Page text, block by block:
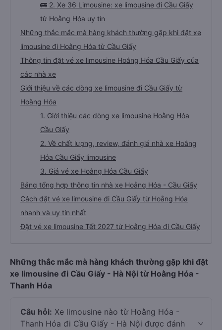
🚌 2. Xe 36 Limousine: xe limousine đi Cầu Giấy
từ Hoằng Hóa uy tín
Những thắc mắc mà hàng khách thường gặp khi đặt xe
limousine đi Hoằng Hóa từ Cầu Giấy
Thông tin đặt vé xe limousine Hoằng Hóa Cầu Giấy của
các nhà xe
Giới thiệu về các dòng xe limousine đi Cầu Giấy từ
Hoằng Hóa
1. Giới thiệu các dòng xe limousine Hoằng Hóa
Cầu Giấy
2. Về chất lượng, review, đánh giá nhà xe Hoằng
Hóa Cầu Giấy limousine
3. Giá vé xe Hoằng Hóa Cầu Giấy
Bảng tổng hợp thông tin nhà xe Hoằng Hóa - Cầu Giấy
Cách đặt vé xe limousine đi Cầu Giấy từ Hoằng Hóa
nhanh và uy tín nhất
Đặt vé xe limousine Tết 2027 từ Hoằng Hóa đi Cầu Giấy
Những thắc mắc mà hàng khách thường gặp khi đặt
xe limousine đi Cầu Giấy - Hà Nội từ Hoằng Hóa -
Thanh Hóa
Câu hỏi: Xe limousine nào từ Hoằng Hóa -
Thanh Hóa đi Cầu Giấy - Hà Nội được đánh